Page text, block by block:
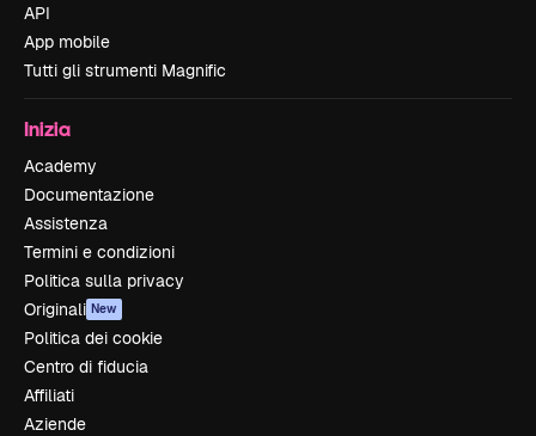
API
App mobile
Tutti gli strumenti Magnific
Inizia
Academy
Documentazione
Assistenza
Termini e condizioni
Politica sulla privacy
Originali New
Politica dei cookie
Centro di fiducia
Affiliati
Aziende